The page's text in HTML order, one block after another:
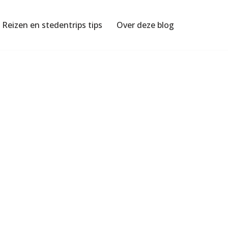
Reizen en stedentrips tips Over deze blog